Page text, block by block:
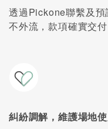
透過Pickone聯繫及
不外流，款項確實交
糾紛調解，維護場地